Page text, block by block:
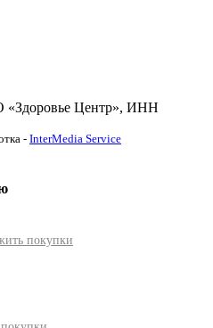
Центр», ИНН
- InterMedia Service
покупки